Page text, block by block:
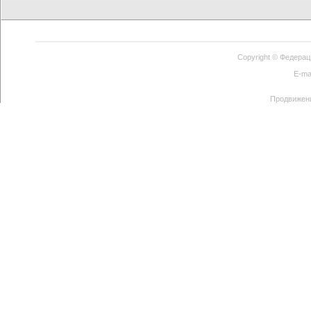
Copyright ©
E-